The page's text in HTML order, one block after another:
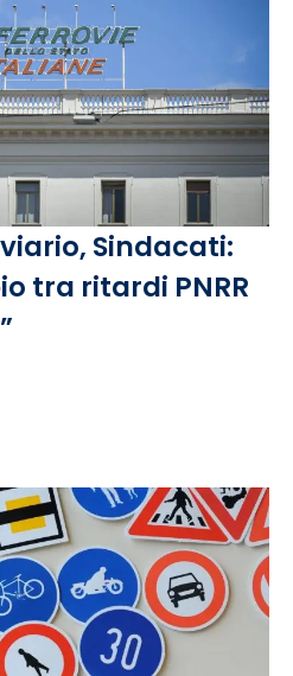
Sindacati:
tra ritardi PNRR